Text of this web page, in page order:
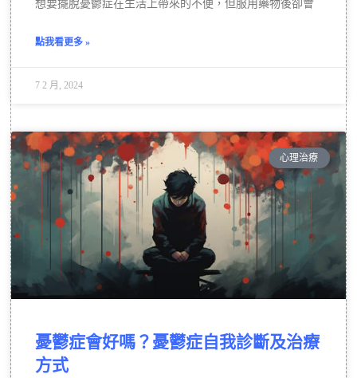
想要擺脫憂鬱症在生活上帶來的不便，但服用藥物後卻會
點我看更多 »
7 2 月, 2024
心理治療
憂鬱症會好嗎？憂鬱症自我診斷及治療
方式